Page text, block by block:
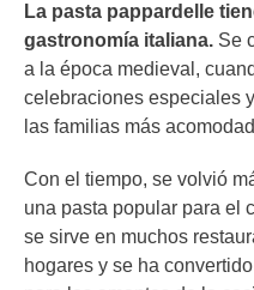
La pasta pappardelle
gastronomía italiana. Se
a la época medieval,
celebraciones especiales
las familias más
Con el tiempo, se volvió
una pasta popular para el
se sirve en muchos
hogares y se ha